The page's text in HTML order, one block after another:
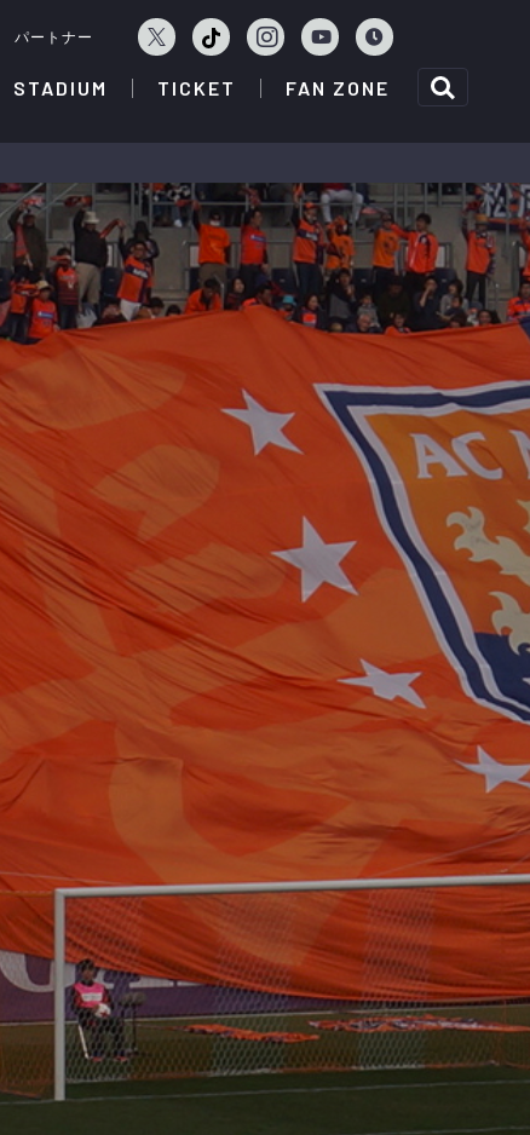
パートナー
STADIUM TICKET FAN ZONE